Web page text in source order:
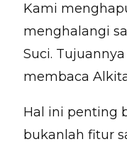
Kami
menghalangi
Suci.
membaca
Hal ini penting
bukanlah fitur